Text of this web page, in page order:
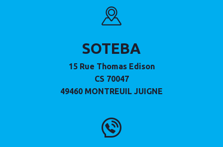
SOTEBA
15 Rue Thomas Edison
CS 70047
49460 MONTREUIL JUIGNE